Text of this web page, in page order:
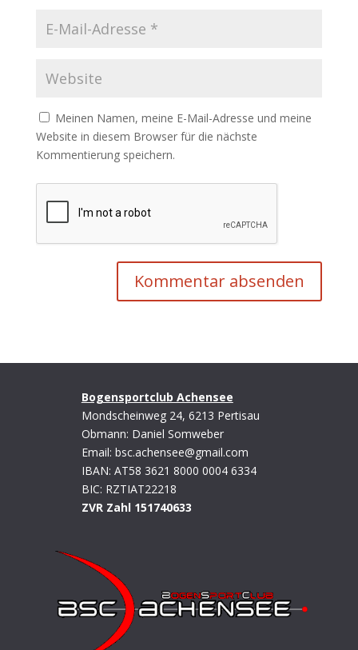
Meinen Namen, meine E-Mail-Adresse und meine
Website in diesem Browser für die nächste
Kommentierung speichern.
Bogensportclub Achensee
Mondscheinweg 24, 6213 Pertisau
Obmann: Daniel Somweber
Email: bsc.achensee@gmail.com
IBAN: AT58 3621 8000 0004 6334
BIC: RZTIAT22218
ZVR Zahl 151740633